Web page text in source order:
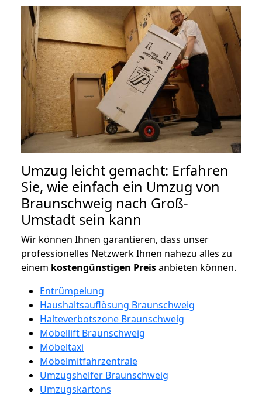
Umzug leicht gemacht: Erfahren
Sie, wie einfach ein Umzug von
Braunschweig nach Groß-
Umstadt sein kann
Wir können Ihnen garantieren, dass unser
professionelles Netzwerk Ihnen nahezu alles zu
einem kostengünstigen Preisanbieten können.
Entrümpelung
Haushaltsauflösung Braunschweig
Halteverbotszone Braunschweig
Möbellift Braunschweig
Möbeltaxi
Möbelmitfahrzentrale
Umzugshelfer Braunschweig
Umzugskartons